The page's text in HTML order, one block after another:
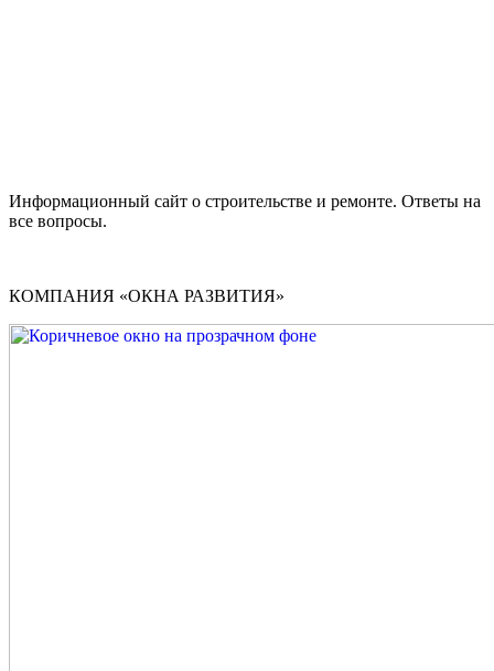
Информационный сайт о строительстве и ремонте. Ответы на
все вопросы.
КОМПАНИЯ «ОКНА РАЗВИТИЯ»